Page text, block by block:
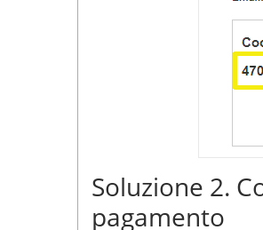
Soluzione 2.
pagamento